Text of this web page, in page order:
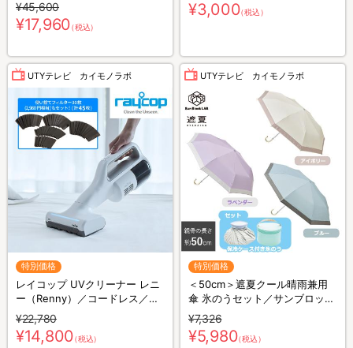
半ズボン／2着セット／上下セ
ット／リカバリーウェア
¥45,600
¥17,960（税込）
¥3,000（税込）
UTYテレビ カイモノラボ
特別価格
レイコップ UVクリーナー レニ
ー（Renny）／コードレス／軽
量／布団クリーナー
¥22,780
¥14,800（税込）
UTYテレビ カイモノラボ
特別価格
＜50cm＞遮夏クール晴雨兼用
傘 氷のうセット／サンブロック
ラボ／3段コンパクト
¥7,326
¥5,980（税込）